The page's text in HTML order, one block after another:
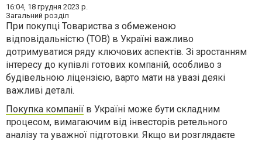
16:04, 18 грудня 2023 р.
Загальний розділ
При покупці Товариства з обмеженою
відповідальністю (ТОВ) в Україні важливо
дотримуватися ряду ключових аспектів. Зі зростанням
інтересу до купівлі готових компаній, особливо з
будівельною ліцензією, варто мати на увазі деякі
важливі деталі.
Покупка компанії в Україні може бути складним
процесом, вимагаючим від інвесторів ретельного
аналізу та уважної підготовки. Якщо ви розглядаєте